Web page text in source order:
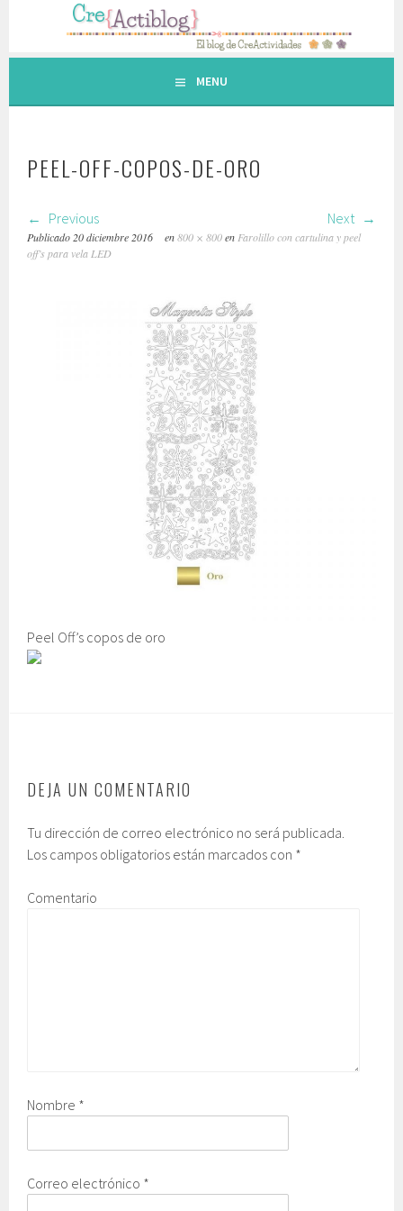
contenido.
MENU
PEEL-OFF-COPOS-DE-ORO
Previous Next
Publicado 20 diciembre 2016 en800 × 800en Farolillo con cartulina y peel
off’s para vela LED
Peel Off’s copos de oro
DEJA UN COMENTARIO
Tu dirección de correo electrónico no será publicada.
Los campos obligatorios están marcados con *
Comentario
Nombre *
Correo electrónico *